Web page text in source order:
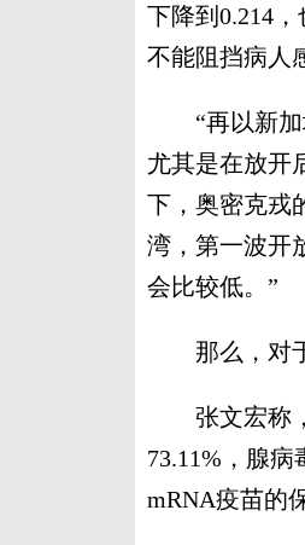
下降到0.214
不能阻挡病人
“再以新加
尤其是在放开
下，奥密克戎
湾，第一波开
会比较低。”
那么，对于
张文宏称，
73.11%，腺病
mRNA疫苗的